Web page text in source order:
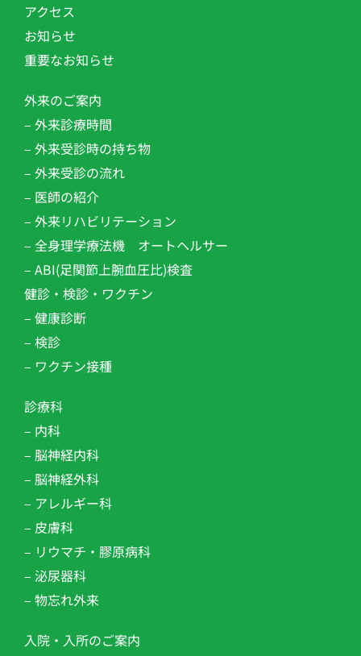
アクセス
お知らせ
重要なお知らせ
外来のご案内
– 外来診療時間
– 外来受診時の持ち物
– 外来受診の流れ
– 医師の紹介
– 外来リハビリテーション​
– 全身理学療法機 オートヘルサー
– ABI(足関節上腕血圧比)検査
健診・検診・ワクチン
– 健康診断
– 検診
– ワクチン接種
診療科
– 内科
– 脳神経内科
– 脳神経外科
– アレルギー科
– 皮膚科
– リウマチ・膠原病科
– 泌尿器科
– 物忘れ外来
入院・入所のご案内